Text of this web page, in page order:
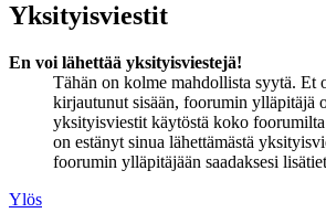
Yksityisviestit
En voi lähettää yksityisviestejä!
Tähän on kolme mahdollista syytä. Et
kirjautunut sisään, foorumin ylläpitäjä
yksityisviestit käytöstä koko
on estänyt sinua lähettämästä
foorumin ylläpitäjään saadaksesi
Ylös